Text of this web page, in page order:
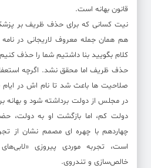
قانون بهانه است.
نیت کسانی که برای حذف ظریف بر
هم همان جمله معروف لاریجانی در
کلام بگویید بنا داشتیم شما را حذف
حذف ظریف اما محقق نشد. اگرچه استعفای
صلاحیت ها باعث شد تا نام اش در ایام
در مجلس از دولت برداشته شود و بهانه
دولت کم، اما بازگشت او به دولت،
چهاردهم با چهره ای مصمم نشان از
است، تجربه موردی پیروزی
خالص‌سازی و تندروی.